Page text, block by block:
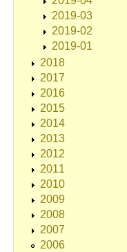
2019-03
2019-02
2019-01
2018
2017
2016
2015
2014
2013
2012
2011
2010
2009
2008
2007
2006